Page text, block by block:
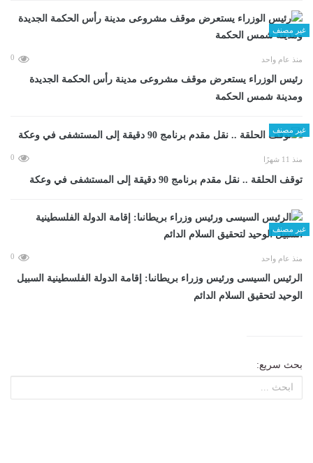
غير مصنف
منذ عام واحد 0
رئيس الوزراء يستعرض موقف مشروعى مدينة رأس الحكمة الجديدة
ومدينة شمس الحكمة
غير مصنف
منذ 11 شهرًا 0
توقف الحلقة .. نقل مقدم برنامج 90 دقيقة إلى المستشفى في وعكة
غير مصنف
منذ عام واحد 0
الرئيس السيسى ورئيس وزراء بريطانىا: إقامة الدولة الفلسطينية السبيل
الوحيد لتحقيق السلام الدائم
بحث سريع: